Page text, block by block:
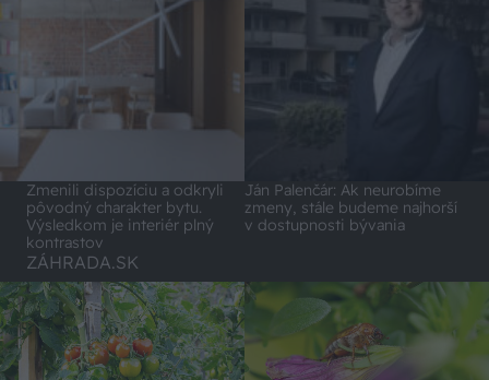
Zmenili dispozíciu a odkryli
pôvodný charakter bytu.
Výsledkom je interiér plný
kontrastov
Ján Palenčár: Ak neurobíme
zmeny, stále budeme najhorší
v dostupnosti bývania
ZÁHRADA.SK